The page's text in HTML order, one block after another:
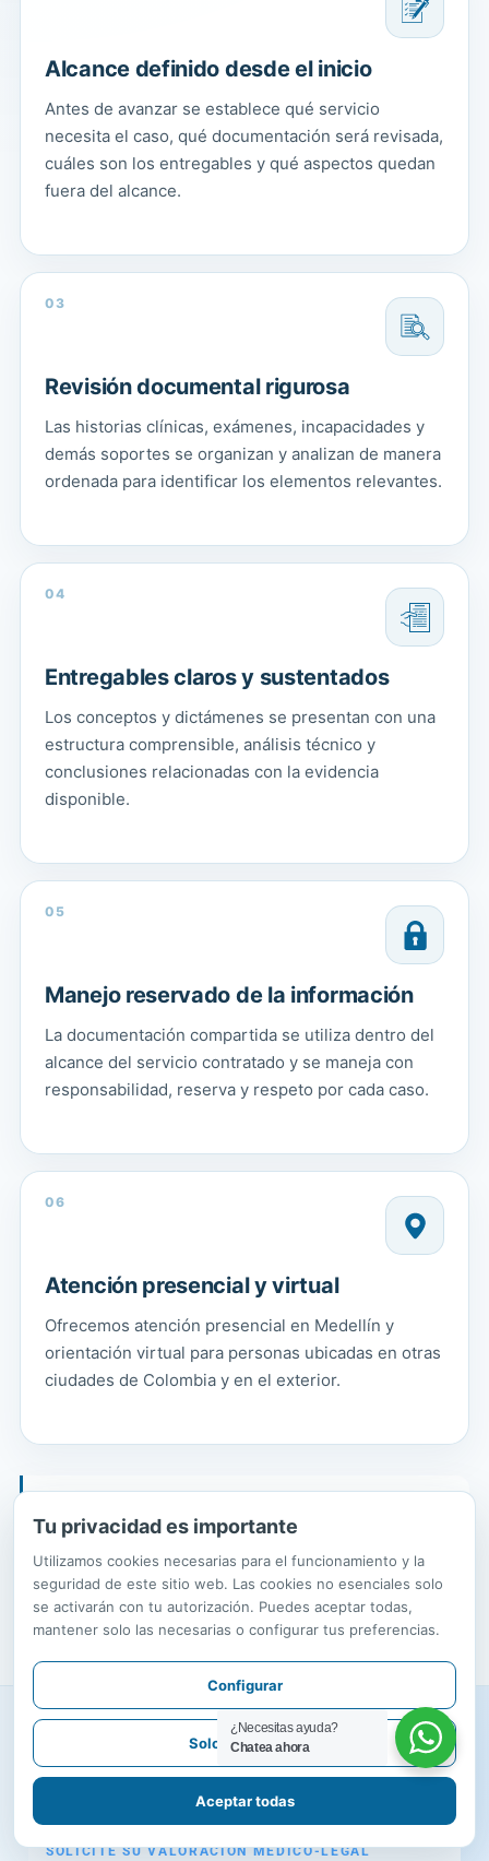
Tu privacidad es importante
Utilizamos cookies necesarias para el funcionamiento y la
seguridad de este sitio web. Las cookies no esenciales solo
se activarán con tu autorización. Puedes aceptar todas,
mantener solo las necesarias o configurar tus preferencias.
Configurar
Solo necesarias
Aceptar todas
Alcance definido desde el inicio
Antes de avanzar se establece qué servicio
necesita el caso, qué documentación será revisada,
cuáles son los entregables y qué aspectos quedan
fuera del alcance.
03
Revisión documental rigurosa
Las historias clínicas, exámenes, incapacidades y
demás soportes se organizan y analizan de manera
ordenada para identificar los elementos relevantes.
04
Entregables claros y sustentados
Los conceptos y dictámenes se presentan con una
estructura comprensible, análisis técnico y
conclusiones relacionadas con la evidencia
disponible.
05
Manejo reservado de la información
La documentación compartida se utiliza dentro del
alcance del servicio contratado y se maneja con
responsabilidad, reserva y respeto por cada caso.
06
Atención presencial y virtual
Ofrecemos atención presencial en Medellín y
orientación virtual para personas ubicadas en otras
ciudades de Colombia y en el exterior.
análisis y respeto por la realidad de cada
persona.
SOLICITE SU VALORACIÓN MÉDICO-LEGAL
¿Necesitas ayuda?
Chatea ahora